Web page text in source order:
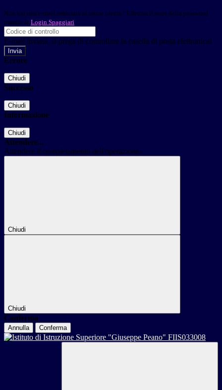
Non hai una e-mail associata al nome utente? Effettua il reset della password
tramite la Login Spaggiari
E-mail inviata, si prega di controllare la casella di posta elettronica!
Errore
Chiudi
Successo
Chiudi
Informazione
Chiudi
Attendere...
Attendere il completamento dell'operazione...
Chiudi
Chiudi
Conferma
Annulla Conferma